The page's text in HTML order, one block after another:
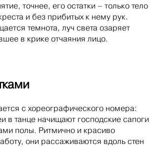
точнее, его остатки – только тело
и без прибитых к нему рук.
темнота, луч света озаряет
в крике отчаяния лицо.
с хореографического номера:
в танце начищают господские сапоги
полы. Ритмично и красиво
они рассаживаются вдоль стен